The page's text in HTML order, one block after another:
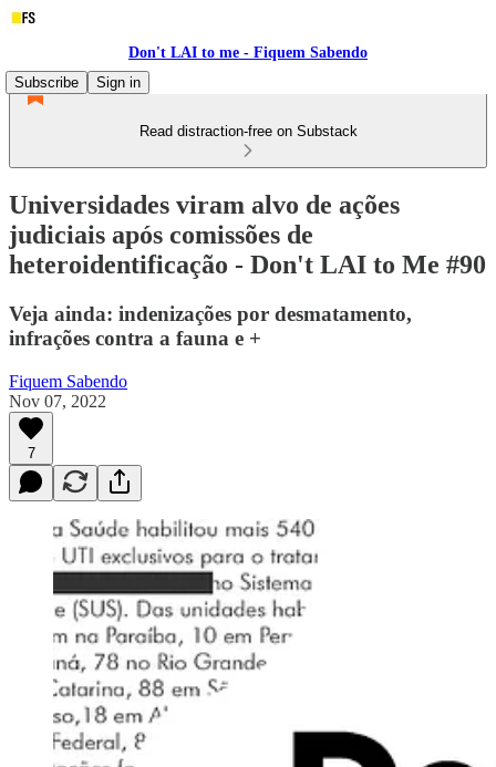
Don't LAI to me - Fiquem Sabendo
Subscribe
Sign in
Read distraction-free on Substack
Universidades viram alvo de ações
judiciais após comissões de
heteroidentificação - Don't LAI to Me #90
Veja ainda: indenizações por desmatamento,
infrações contra a fauna e +
Fiquem Sabendo
Nov 07, 2022
7